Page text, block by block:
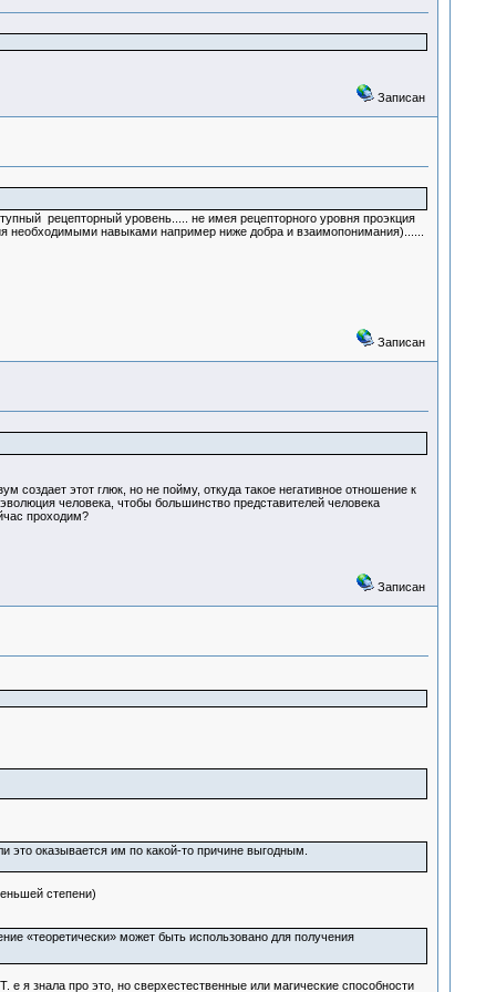
Записан
рецепторный уровень..... не имея рецепторного уровня проэкция
необходимыми навыками например ниже добра и взаимопонимания)......
Записан
этот глюк, но не пойму, откуда такое негативное отношение к
человека, чтобы большинство представителей человека
проходим?
Записан
оказывается им по какой-то причине выгодным.
степени)
«теоретически» может быть использовано для получения
я знала про это, но сверхестественные или магические способности